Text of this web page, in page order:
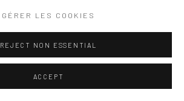
GÉRER LES COOKIES
REJECT NON ESSENTIAL
ACCEPT